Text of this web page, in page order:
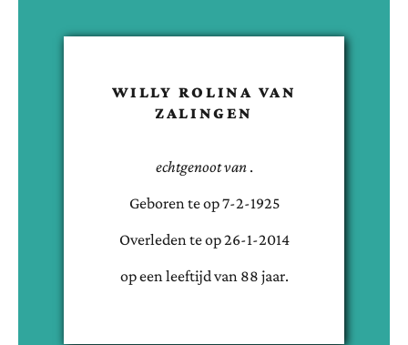
WILLY ROLINA VAN
ZALINGEN
echtgenoot van .
Geboren teop7-2-1925
Overleden teop26-1-2014
op een leeftijd van 88 jaar.